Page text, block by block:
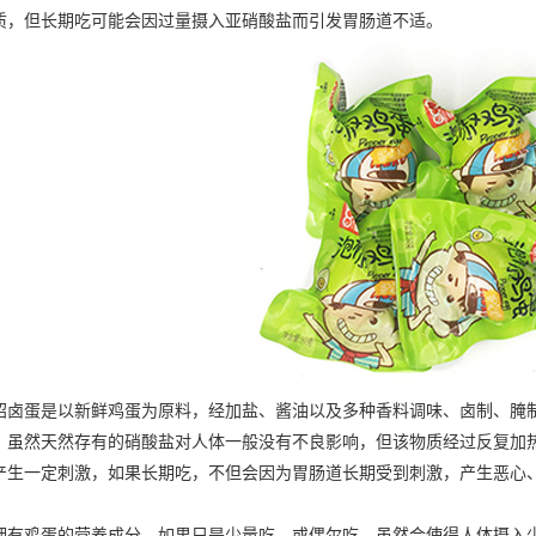
但长期吃可能会因过量摄入亚硝酸盐而引发胃肠道不适。
是以新鲜鸡蛋为原料，经加盐、酱油以及多种香料调味、卤制、腌
虽然天然存有的硝酸盐对人体一般没有不良影响，但该物质经过反复
生一定刺激，如果长期吃，不但会因为胃肠道长期受到刺激，产生恶